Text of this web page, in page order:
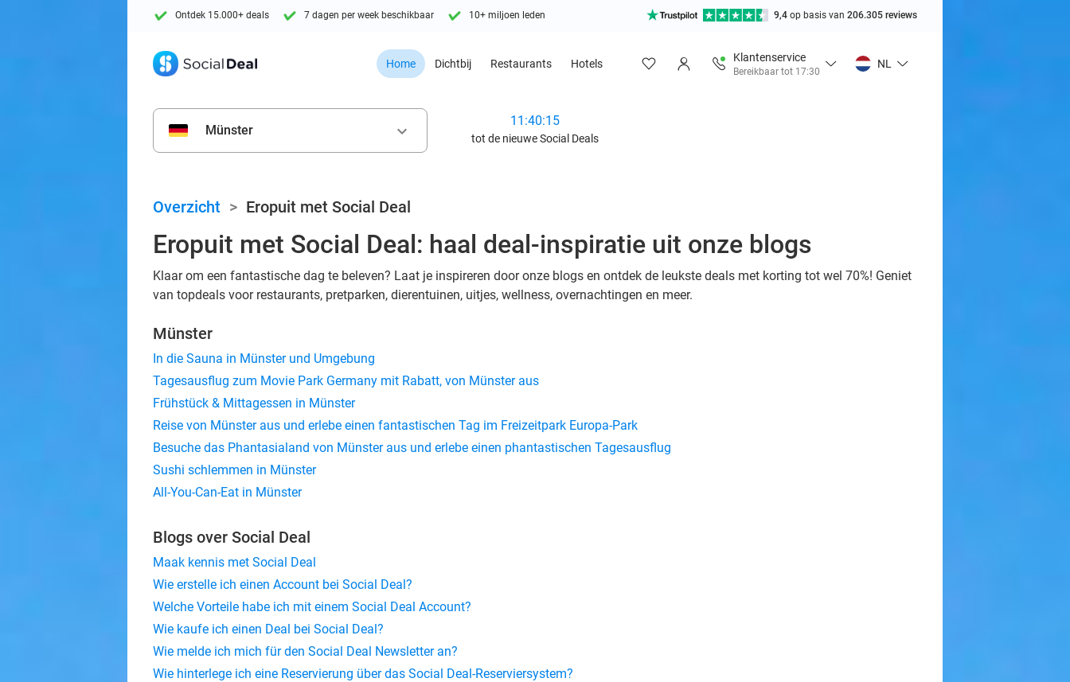
Ontdek 15.000+ deals 7 dagen per week beschikbaar 10+ miljoen leden 9,4 op basis van 206.305 reviews
Home Dichtbij Restaurants Hotels
Klantenservice
Bereikbaar tot 17:30
NL
Münster keyboard_arrow_down
11:40:13
tot de nieuwe Social Deals
Overzicht > Eropuit met Social Deal
Eropuit met Social Deal: haal deal-inspiratie uit onze blogs
Klaar om een fantastische dag te beleven? Laat je inspireren door onze blogs en ontdek de leukste deals met korting tot wel 70%! Geniet
van topdeals voor restaurants, pretparken, dierentuinen, uitjes, wellness, overnachtingen en meer.
Münster
In die Sauna in Münster und Umgebung
Tagesausflug zum Movie Park Germany mit Rabatt, von Münster aus
Frühstück & Mittagessen in Münster
Reise von Münster aus und erlebe einen fantastischen Tag im Freizeitpark Europa-Park
Besuche das Phantasialand von Münster aus und erlebe einen phantastischen Tagesausflug
Sushi schlemmen in Münster
All-You-Can-Eat in Münster
Blogs over Social Deal
Maak kennis met Social Deal
Wie erstelle ich einen Account bei Social Deal?
Welche Vorteile habe ich mit einem Social Deal Account?
Wie kaufe ich einen Deal bei Social Deal?
Wie melde ich mich für den Social Deal Newsletter an?
Wie hinterlege ich eine Reservierung über das Social Deal-Reserviersystem?